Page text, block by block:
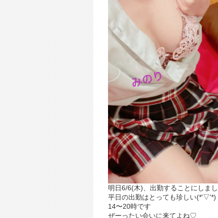
明日6/6(木)、出勤することにしま
平日の出勤はとっても珍しい(*'▽'*)
14〜20時です
ぜーったい会いに来てよね♡